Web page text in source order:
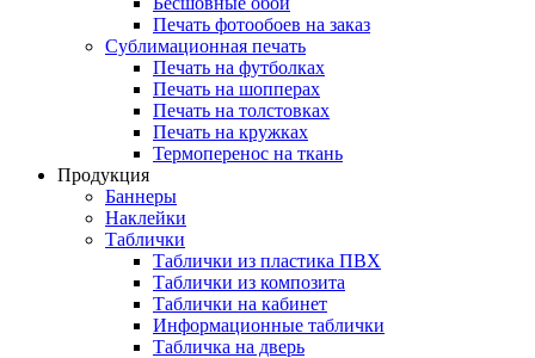
Печать фотообоев на заказ
Сублимационная печать
Печать на футболках
Печать на шопперах
Печать на толстовках
Печать на кружках
Термоперенос на ткань
Продукция
Баннеры
Наклейки
Таблички
Таблички из пластика ПВХ
Таблички из композита
Таблички на кабинет
Информационные таблички
Табличка на дверь